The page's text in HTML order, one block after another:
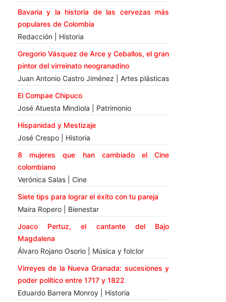
Bavaria y la historia de las cervezas más
populares de Colombia
Redacción | Historia
Gregorio Vásquez de Arce y Ceballos, el gran
pintor del virreinato neogranadino
Juan Antonio Castro Jiménez | Artes plásticas
El Compae Chipuco
José Atuesta Mindiola | Patrimonio
Hispanidad y Mestizaje
José Crespo | Historia
8 mujeres que han cambiado el Cine
colombiano
Verónica Salas | Cine
Siete tips para lograr el éxito con tu pareja
Maira Ropero | Bienestar
Joaco Pertuz, el cantante del Bajo
Magdalena
Álvaro Rojano Osorio | Música y folclor
Virreyes de la Nueva Granada: sucesiones y
poder político entre 1717 y 1822
Eduardo Barrera Monroy | Historia